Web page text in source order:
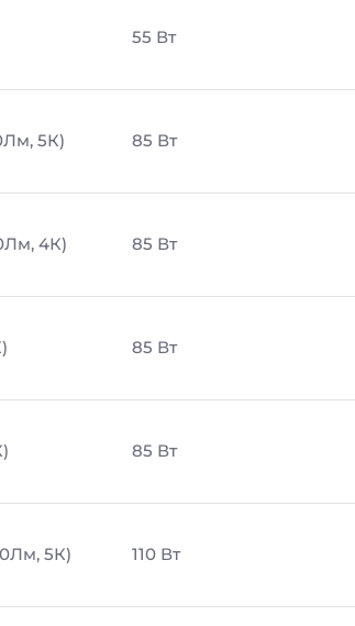
55 Вт
5К) 85 Вт
4К) 85 Вт
85 Вт
85 Вт
5К) 110 Вт